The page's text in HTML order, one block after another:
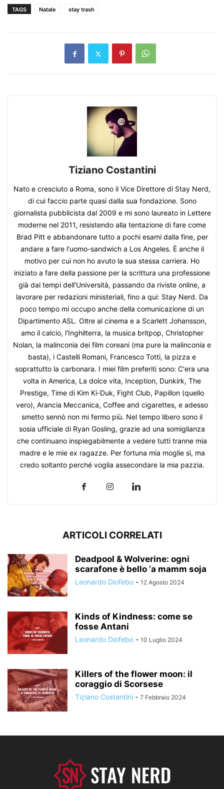
TAGS Natale stay trash
Tiziano Costantini
Nato e cresciuto a Roma, sono il Vice Direttore di Stay Nerd,
di cui faccio parte quasi dalla sua fondazione. Sono
giornalista pubblicista dal 2009 e mi sono laureato in Lettere
moderne nel 2011, resistendo alla tentazione di fare come
Brad Pitt e abbandonare tutto a pochi esami dalla fine, per
andare a fare l'uomo-sandwich a Los Angeles. È anche il
motivo per cui non ho avuto la sua stessa carriera. Ho
iniziato a fare della passione per la scrittura una professione
già dai tempi dell'Università, passando da riviste online, a
lavorare per redazioni ministeriali, fino a qui: Stay Nerd. Da
poco tempo mi occupo anche della comunicazione di un
Dipartimento ASL. Oltre al cinema e a Scarlett Johansson,
amo il calcio, l'Inghilterra, la musica britpop, Christopher
Nolan, la malinconia dei film coreani (ma pure la malinconia e
basta), i Castelli Romani, Francesco Totti, la pizza e
soprattutto la carbonara. I miei film preferiti sono: C'era una
volta in America, La dolce vita, Inception, Dunkirk, The
Prestige, Time di Kim Ki-Duk, Fight Club, Papillon (quello
vero), Arancia Meccanica, Coffee and cigarettes, e adesso
smetto sennò non mi fermo più. Nel tempo libero sono il
sosia ufficiale di Ryan Gosling, grazie ad una somiglianza
che continuano inspiegabilmente a vedere tutti tranne mia
madre e le mie ex ragazze. Per fortuna mia moglie sì, ma
credo soltanto perché voglia assecondare la mia pazzia.
ARTICOLI CORRELATI
Deadpool & Wolverine: ogni
scarafone è bello ‘a mamm soja
Leonardo Diofebo - 12 Agosto 2024
Kinds of Kindness: come se
fosse Antani
Leonardo Diofebo - 10 Luglio 2024
Killers of the flower moon: il
coraggio di Scorsese
Tiziano Costantini - 7 Febbraio 2024